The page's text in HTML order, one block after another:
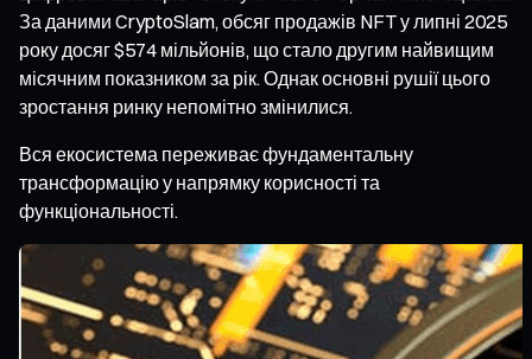
За даними CryptoSlam, обсяг продажів NFT у липні 2025
року досяг $574 мільйонів, що стало другим найвищим
місячним показником за рік. Однак основні рушії цього
зростання ринку непомітно змінилися.
Вся екосистема переживає фундаментальну
трансформацію у напрямку корисності та
функціональності.